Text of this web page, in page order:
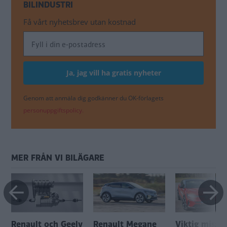
BILINDUSTRI
Få vårt nyhetsbrev utan kostnad
Genom att anmäla dig godkänner du OK-förlagets
personuppgiftspolicy.
MER FRÅN VI BILÄGARE
Renault och Geely Renault Megane Viktig miss